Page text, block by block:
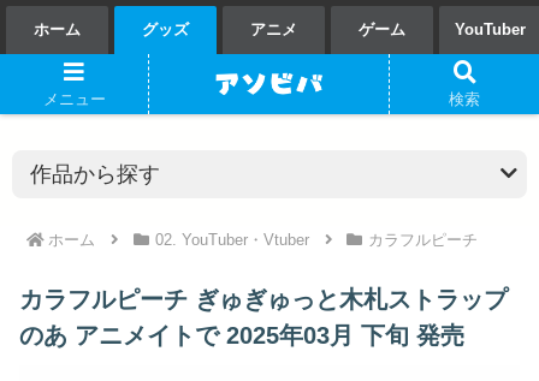
ホーム グッズ アニメ ゲーム YouTuber
ホーム 02. YouTuber・Vtuber カラフルピーチ
カラフルピーチ ぎゅぎゅっと木札ストラップ
のあ アニメイトで 2025年03月 下旬 発売
メニュー 検索